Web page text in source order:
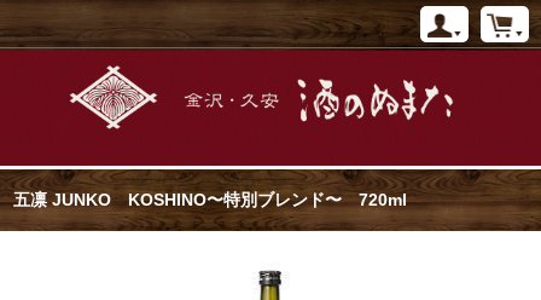
五凛 JUNKO KOSHINO〜特別ブレンド〜 720ml